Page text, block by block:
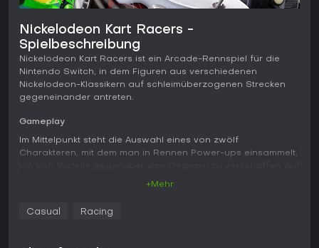
Nickelodeon Kart Racers -
Spielbeschreibung
Nickelodeon Kart Racers ist ein Arcade-Rennspiel für die
Nintendo Switch, in dem Figuren aus verschiedenen
Nickelodeon-Klassikern auf schleimüberzogenen Strecken
gegeneinander antreten.
Gameplay
Im Mittelpunkt steht die Auswahl eines von zwölf
Charakteren, mit dem man in Rennen Power-ups einsammelt,
Rennen sammelt man Münzen, mit denen man Teile wie
+Mehr
Casual Racing